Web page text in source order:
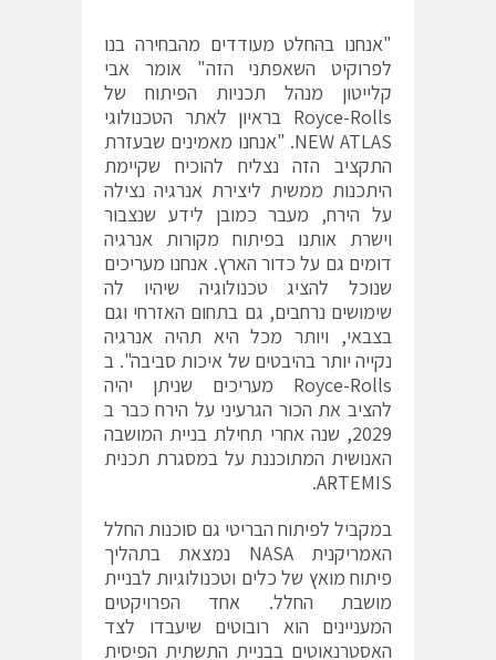
"אנחנו בהחלט מעודדים מהבחירה בנו
לפרוקיט השאפתני הזה" אומר אבי
קלייטון מנהל תכניות הפיתוח של
Royce-Rolls בראיון לאתר הטכנולוגי
NEW ATLAS. "אנחנו מאמינים שבעזרת
התקציב הזה נצליח להוכיח שקיימת
היתכנות ממשית ליצירת אנרגיה נצילה
על הירח, מעבר כמובן לידע שנצבור
וישרת אותנו בפיתוח מקורות אנרגיה
דומים גם על כדור הארץ. אנחנו מעריכים
שנוכל להציג טכנולוגיה שיהיו לה
שימושים נרחבים, גם בתחום האזרחי וגם
בצבאי, ויותר מכל היא תהיה אנרגיה
נקייה יותר בהיבטים של איכות סביבה". ב
Royce-Rolls מעריכים שניתן יהיה
להציב את הכור הגרעיני על הירח כבר ב
2029, שנה אחרי תחילת בניית המושבה
האנושית המתוכננת על במסגרת תכנית
ARTEMIS.
במקביל לפיתוח הבריטי גם סוכנות החלל
האמריקנית NASA נמצאת בתהליך
פיתוח מואץ של כלים וטכנולוגיות לבניית
מושבת החלל. אחד הפרויקטים
המעניינים הוא רובוטים שיעבדו לצד
האסטרנאוטים בבניית התשתית הפיסית